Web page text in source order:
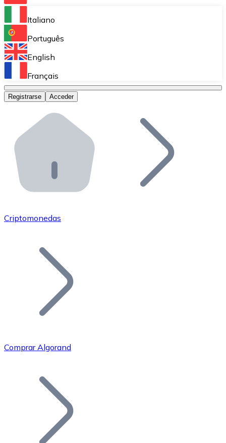
Bitnovo Ramp
Integra nuestra solución en tu plataforma.
Bitnovo Giftcards
Bitnovo OTC
Bitnovo ATM
Integra un ATM Bitnovo en tu negocio y permite que
Bitnovo API
Integra nuestra API en tu ecosistema.
Únete a nuestra red de distribuidores.
Añade tu proyecto a nuestro ecosistema.
Bitcoin
Italiano
Português
English
Français
Registrarse Acceder
Criptomonedas
Comprar Algorand